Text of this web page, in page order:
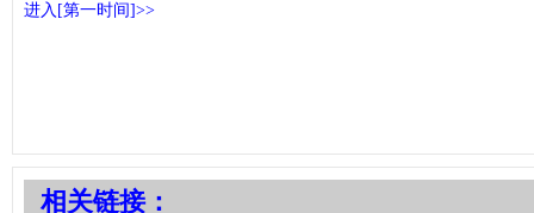
进入[第一时间]>>
相关链接：